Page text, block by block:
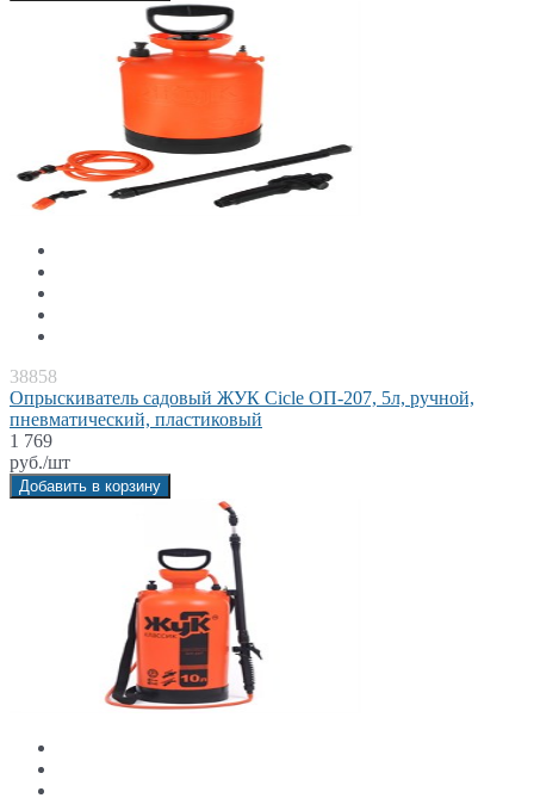
38858
Опрыскиватель садовый ЖУК Cicle ОП-207, 5л, ручной,
пневматический, пластиковый
1 769
руб./шт
Добавить в корзину